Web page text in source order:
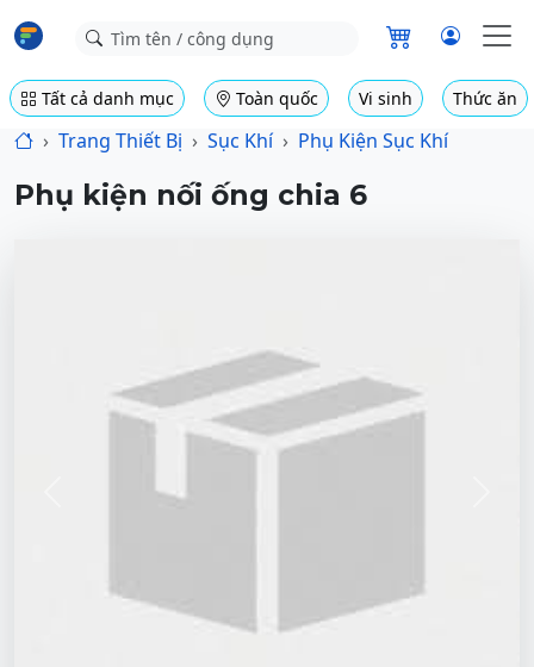
Tất cả danh mục Toàn quốc Vi sinh Thức ăn
Trang Thiết Bị Sục Khí Phụ Kiện Sục Khí
Phụ kiện nối ống chia 6